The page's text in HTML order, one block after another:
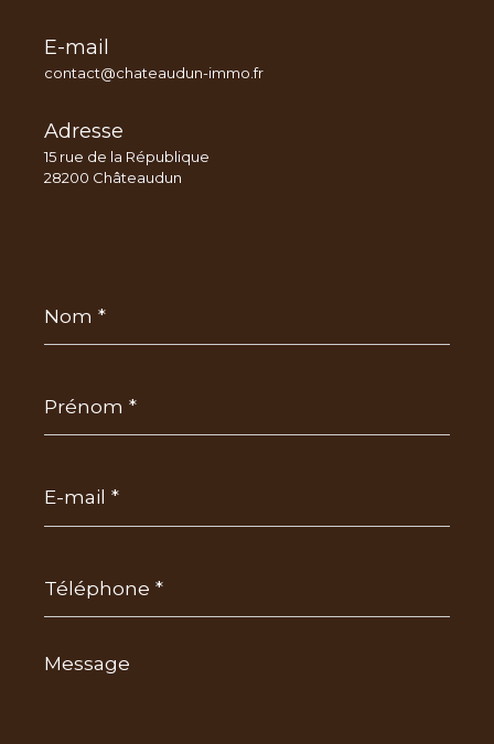
E-mail
contact@chateaudun-immo.fr
Adresse
15 rue de la République
28200 Châteaudun
*
*
mail
*
Message
*